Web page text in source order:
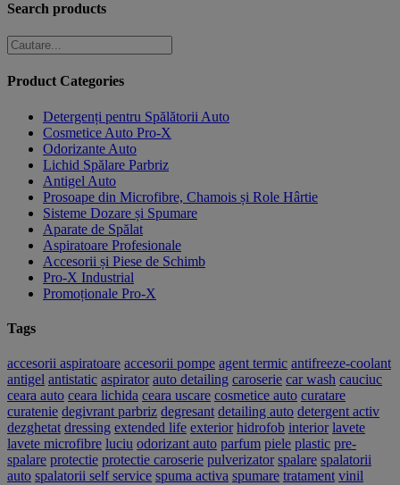
pagina
variații.
Opțiunile
în
pagina
Search products
Product Categories
Detergenți pentru Spălătorii Auto
Cosmetice Auto Pro-X
Odorizante Auto
Lichid Spălare Parbriz
Antigel Auto
Prosoape din Microfibre, Chamois și Role Hârtie
Sisteme Dozare și Spumare
Aparate de Spălat
Aspiratoare Profesionale
Accesorii și Piese de Schimb
Pro-X Industrial
Promoționale Pro-X
Tags
accesorii aspiratoare accesorii pompe agent termic antifreeze-coolant
antigel antistatic aspirator auto detailing caroserie car wash cauciuc
ceara auto ceara lichida ceara uscare cosmetice auto curatare
curatenie degivrant parbriz degresant detailing auto detergent activ
dezghetat dressing extended life exterior hidrofob interior lavete
lavete microfibre luciu odorizant auto parfum piele plastic pre-
spalare protectie protectie caroserie pulverizator spalare spalatorii
auto spalatorii self service spuma activa spumare tratament vinil